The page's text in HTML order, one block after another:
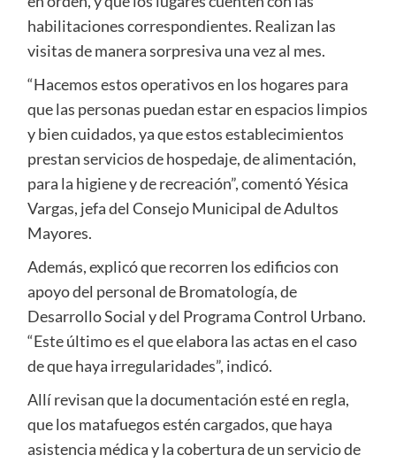
habilitaciones correspondientes. Realizan las
visitas de manera sorpresiva una vez al mes.
“Hacemos estos operativos en los hogares para
que las personas puedan estar en espacios limpios
y bien cuidados, ya que estos establecimientos
prestan servicios de hospedaje, de alimentación,
para la higiene y de recreación”, comentó Yésica
Vargas, jefa del Consejo Municipal de Adultos
Mayores.
Además, explicó que recorren los edificios con
apoyo del personal de Bromatología, de
Desarrollo Social y del Programa Control Urbano.
“Este último es el que elabora las actas en el caso
de que haya irregularidades”, indicó.
Allí revisan que la documentación esté en regla,
que los matafuegos estén cargados, que haya
asistencia médica y la cobertura de un servicio de